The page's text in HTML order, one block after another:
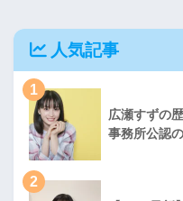
人気記事
1
広瀬すずの
事務所公認
2